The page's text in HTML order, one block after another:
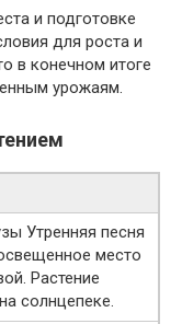
и подготовке
для роста и
в конечном итоге
урожаям.
Утренняя песня
место
Растение
солнцепеке.